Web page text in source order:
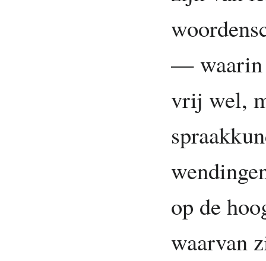
— waarin
vrij wel,
op de
waarvan